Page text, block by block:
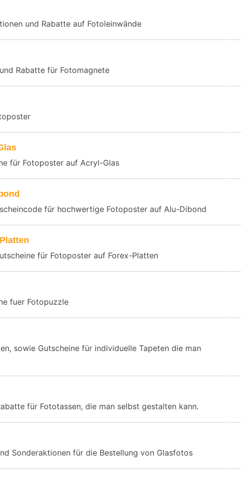
und Rabatte auf Fotoleinwände
Rabatte für Fotomagnete
für Fotoposter auf Acryl-Glas
für hochwertige Fotoposter auf Alu-Dibond
für Fotoposter auf Forex-Platten
fuer Fotopuzzle
sowie Gutscheine für individuelle Tapeten die man
für Fototassen, die man selbst gestalten kann.
Sonderaktionen für die Bestellung von Glasfotos